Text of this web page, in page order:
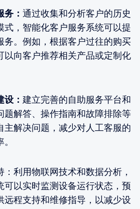
： 通过收集和分析客户的历史
式，智能化客户服务系统可以提
务。例如，根据客户过往的购买
以向客户推荐相关产品或定制化
： 建立完善的自助服务平台和
题解答、操作指南和故障排除等
主解决问题，减少对人工客服的
利用物联网技术和数据分析，
可以实时监测设备运行状态，预
远程支持和维修指导，以减少设